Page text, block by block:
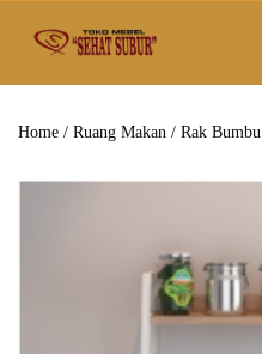
Home / Ruang Makan / Rak Bumbu